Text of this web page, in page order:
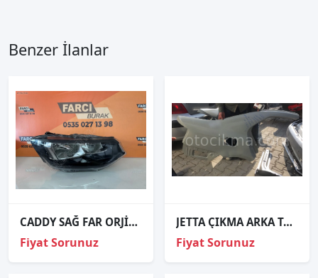
Benzer İlanlar
CADDY SAĞ FAR ORJİNAL 2K8941006 20-24
Fiyat Sorunuz
JETTA ÇIKMA ARKA TAMPON FAR STOP VE TÜM ÇIKMA PARÇALAR
Fiyat Sorunuz